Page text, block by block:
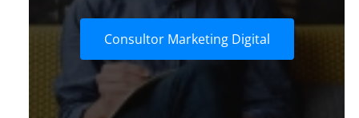
Consultor Marketing Digital